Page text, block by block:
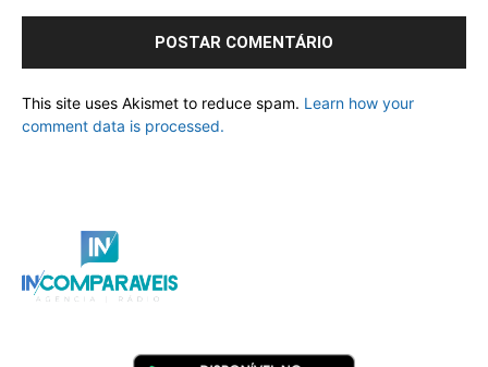
This site uses Akismet to reduce spam. Learn how your
comment data is processed.